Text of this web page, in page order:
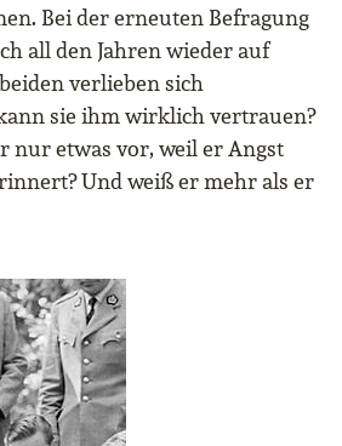
Bei der erneuten Befragung
all den Jahren wieder auf
verlieben sich
sie ihm wirklich vertrauen?
nur etwas vor, weil er Angst
Und weiß er mehr als er